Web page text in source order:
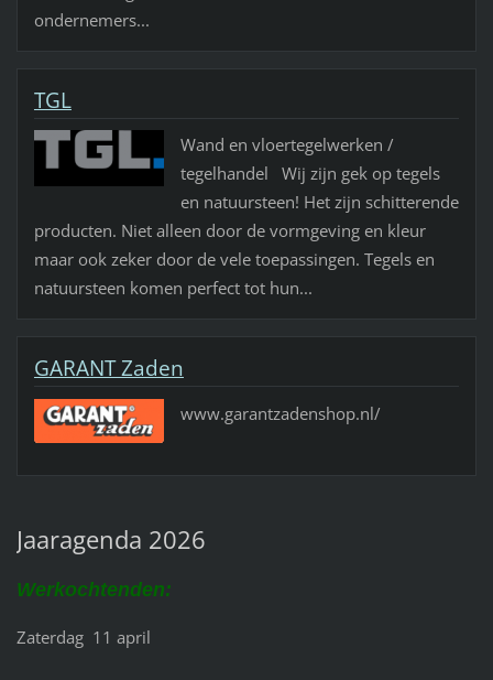
ondernemers...
TGL
Wand en vloertegelwerken /
tegelhandel Wij zijn gek op tegels
en natuursteen! Het zijn schitterende
producten. Niet alleen door de vormgeving en kleur
maar ook zeker door de vele toepassingen. Tegels en
natuursteen komen perfect tot hun...
GARANT Zaden
www.garantzadenshop.nl/
Jaaragenda 2026
Werkochtenden:
Zaterdag 11 april